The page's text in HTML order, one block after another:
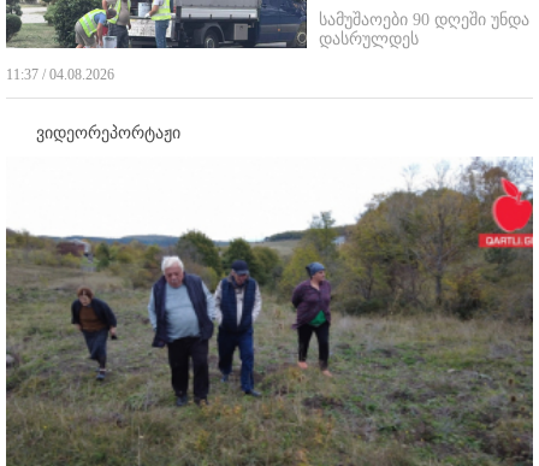
სამუშაოები 90 დღეში უნდა
დასრულდეს
11:37 / 04.08.2026
ვიდეორეპორტაჟი